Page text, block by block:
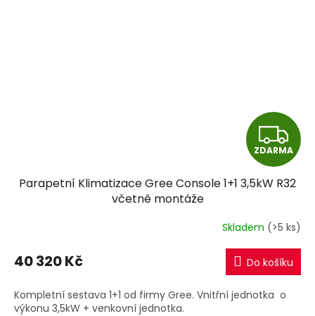
Z
D
A
R
M
A
ZDARMA
Parapetní Klimatizace Gree Console 1+1 3,5kW R32
včetně montáže
Skladem (>5 ks)
40 320 Kč Do košíku
Kompletní sestava 1+1 od firmy Gree. Vnitřní jednotka o
výkonu 3,5kW + venkovní jednotka.